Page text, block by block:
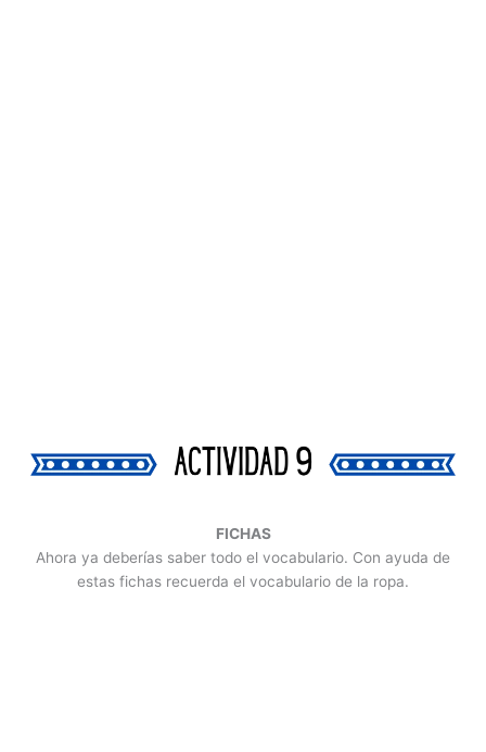
FICHAS
Ahora ya deberías saber todo el vocabulario. Con ayuda de
estas fichas recuerda el vocabulario de la ropa.